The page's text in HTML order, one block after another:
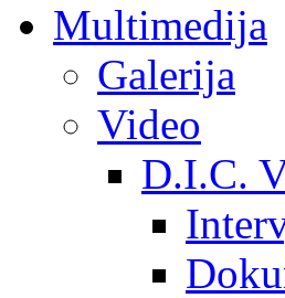
Multimedija
Galerija
Video
D.I.C.